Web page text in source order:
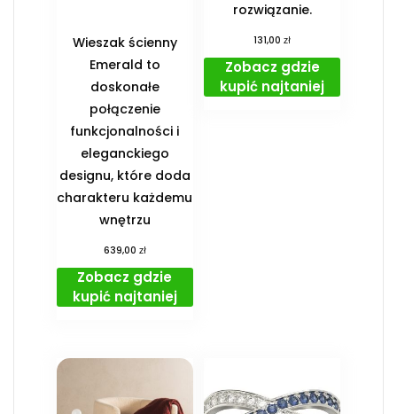
Wieszak ścienny
Emerald to
doskonałe
połączenie
funkcjonalności i
eleganckiego
designu, które doda
charakteru każdemu
wnętrzu
639,00 zł
Zobacz gdzie
kupić najtaniej
rozwiązanie.
131,00zł
Zobacz gdzie
kupić najtaniej